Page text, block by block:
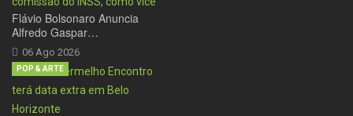
Flávio Bolsonaro Anuncia
Alfredo Gaspar…
06 Ago 2026
POP & ARTE